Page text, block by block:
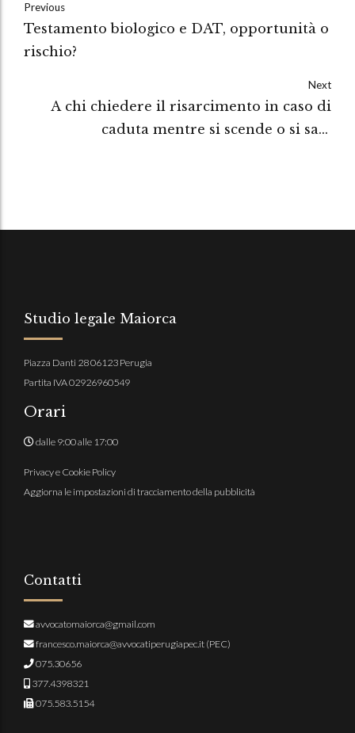
Previous
Testamento biologico e DAT, opportunità o
rischio?
Next
A chi chiedere il risarcimento in caso di
caduta mentre si scende o si sale
Studio legale Maiorca
Piazza Danti 28 06123 Perugia
Partita IVA 02926960549
Orari
dalle 9:00 alle 17:00
Privacy e Cookie Policy
Aggiorna le impostazioni di tracciamento della pubblicità
Contatti
avvocatomaiorca@gmail.com
francesco.maiorca@avvocatiperugiapec.it (PEC)
075.30656
377.4398321
075.583.5154